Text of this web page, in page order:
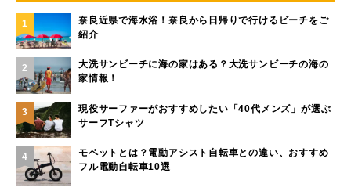
1
奈良近県で海水浴！奈良から日帰りで行けるビーチをご
紹介
2
大洗サンビーチに海の家はある？大洗サンビーチの海の
家情報！
3
現役サーファーがおすすめしたい「40代メンズ」が選ぶ
サーフTシャツ
4
モペットとは？電動アシスト自転車との違い、おすすめ
フル電動自転車10選